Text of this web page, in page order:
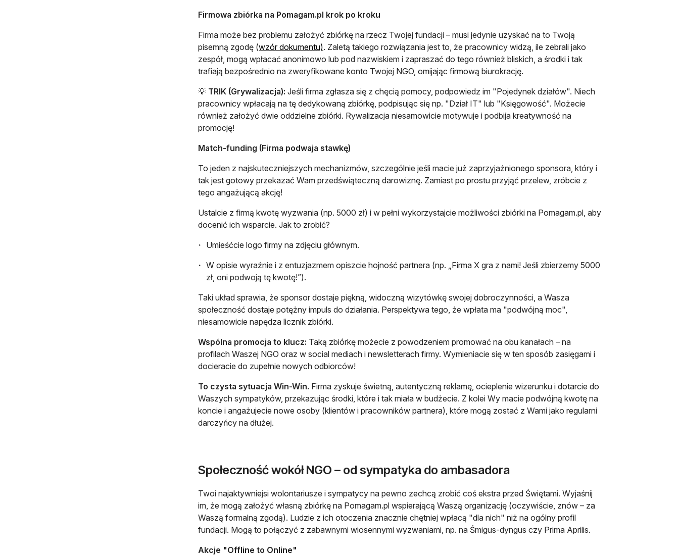
Firmowa zbiórka na Pomagam.pl krok po kroku
Firma może bez problemu założyć zbiórkę na rzecz Twojej fundacji – musi jedynie uzyskać na to Twoją
pisemną zgodę (wzór dokumentu)otwiera się w nowej karcie
. Zaletą takiego rozwiązania jest to, że pracownicy widzą, ile zebrali jako
zespół, mogą wpłacać anonimowo lub pod nazwiskiem i zapraszać do tego również bliskich, a środki i tak
trafiają bezpośrednio na zweryfikowane konto Twojej NGO, omijając firmową biurokrację.
💡 TRIK (Grywalizacja): Jeśli firma zgłasza się z chęcią pomocy, podpowiedz im "Pojedynek działów". Niech
pracownicy wpłacają na tę dedykowaną zbiórkę, podpisując się np. "Dział IT" lub "Księgowość". Możecie
również założyć dwie oddzielne zbiórki. Rywalizacja niesamowicie motywuje i podbija kreatywność na
promocję!
Match-funding (Firma podwaja stawkę)
To jeden z najskuteczniejszych mechanizmów, szczególnie jeśli macie już zaprzyjaźnionego sponsora, który i
tak jest gotowy przekazać Wam przedświąteczną darowiznę. Zamiast po prostu przyjąć przelew, zróbcie z
tego angażującą akcję!
Ustalcie z firmą kwotę wyzwania (np. 5000 zł) i w pełni wykorzystajcie możliwości zbiórki na Pomagam.pl, aby
docenić ich wsparcie. Jak to zrobić?
Umieśćcie logo firmy na zdjęciu głównym.
W opisie wyraźnie i z entuzjazmem opiszcie hojność partnera (np. „Firma X gra z nami! Jeśli zbierzemy 5000
zł, oni podwoją tę kwotę!”).
Taki układ sprawia, że sponsor dostaje piękną, widoczną wizytówkę swojej dobroczynności, a Wasza
społeczność dostaje potężny impuls do działania. Perspektywa tego, że wpłata ma "podwójną moc",
niesamowicie napędza licznik zbiórki.
Wspólna promocja to klucz: Taką zbiórkę możecie z powodzeniem promować na obu kanałach – na
profilach Waszej NGO oraz w social mediach i newsletterach firmy. Wymieniacie się w ten sposób zasięgami i
docieracie do zupełnie nowych odbiorców!
To czysta sytuacja Win-Win. Firma zyskuje świetną, autentyczną reklamę, ocieplenie wizerunku i dotarcie do
Waszych sympatyków, przekazując środki, które i tak miała w budżecie. Z kolei Wy macie podwójną kwotę na
koncie i angażujecie nowe osoby (klientów i pracowników partnera), które mogą zostać z Wami jako regularni
darczyńcy na dłużej.
Społeczność wokół NGO – od sympatyka do ambasadora
Twoi najaktywniejsi wolontariusze i sympatycy na pewno zechcą zrobić coś ekstra przed Świętami. Wyjaśnij
im, że mogą założyć własną zbiórkę na Pomagam.pl wspierającą Waszą organizację (oczywiście, znów – za
Waszą formalną zgodą). Ludzie z ich otoczenia znacznie chętniej wpłacą "dla nich" niż na ogólny profil
fundacji. Mogą to połączyć z zabawnymi wiosennymi wyzwaniami, np. na Śmigus-dyngus czy Prima Aprilis.
Akcje "Offline to Online"